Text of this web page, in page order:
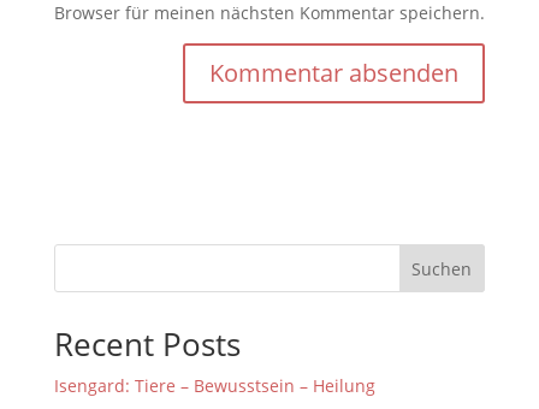
Browser für meinen nächsten Kommentar speichern.
i
e
Suchen
Recent Posts
Isengard: Tiere – Bewusstsein – Heilung